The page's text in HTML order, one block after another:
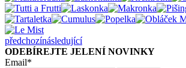
předchozínásledující
ODEBÍREJTE JELENÍ NOVINKY
Email*